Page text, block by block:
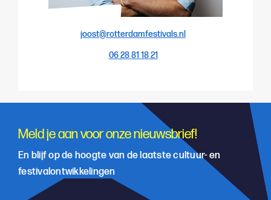
joost@rotterdamfestivals.nl
06 28 81 18 21
Meld je aan voor onze nieuwsbrief!
En blijf op de hoogte van de laatste cultuur- en
festivalontwikkelingen